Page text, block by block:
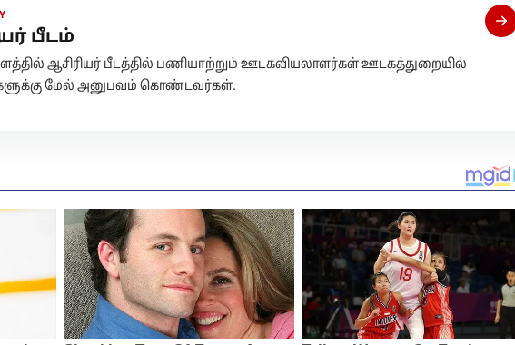
பீடம்
ஆசிரியர் பீடத்தில் பணியாற்றும் ஊடகவியலாளர்கள் ஊடகத்துறையில்
மேல் அனுபவம் கொண்டவர்கள்.